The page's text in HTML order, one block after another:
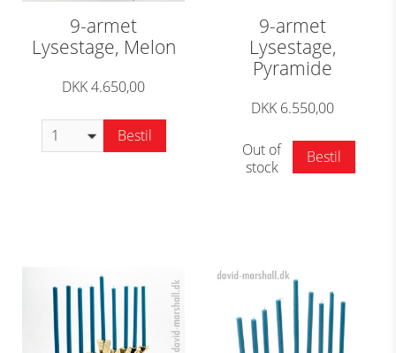
9-armet
Lysestage, Melon
DKK 4.650,00
Bestil
9-armet
Lysestage,
Pyramide
DKK 6.550,00
Out of
stock
Bestil